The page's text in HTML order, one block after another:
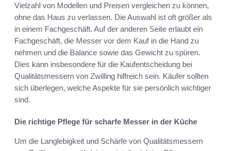
Vielzahl von Modellen und Preisen vergleichen zu können,
ohne das Haus zu verlassen. Die Auswahl ist oft größer als
in einem Fachgeschäft. Auf der anderen Seite erlaubt ein
Fachgeschäft, die Messer vor dem Kauf in die Hand zu
nehmen und die Balance sowie das Gewicht zu spüren.
Dies kann insbesondere für die Kaufentscheidung bei
Qualitätsmessern von Zwilling hilfreich sein. Käufer sollten
sich überlegen, welche Aspekte für sie persönlich wichtiger
sind.
Die richtige Pflege für scharfe Messer in der Küche
Um die Langlebigkeit und Schärfe von Qualitätsmessern